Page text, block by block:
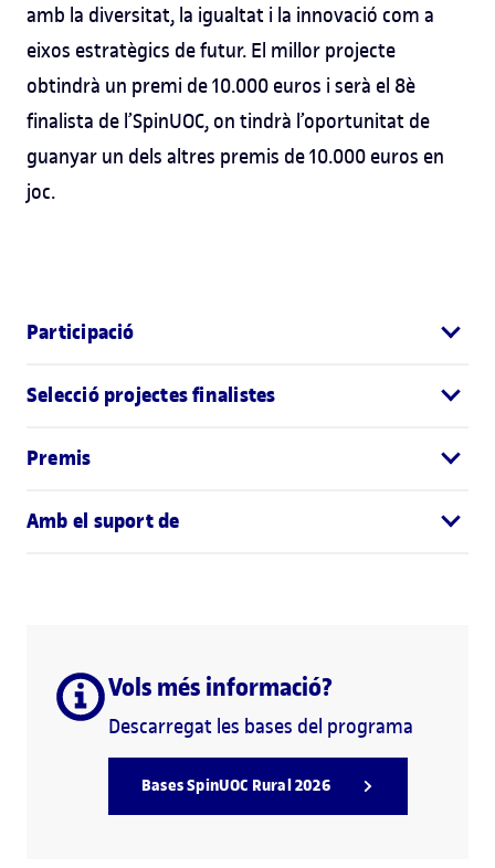
amb la diversitat, la igualtat i la innovació com a
eixos estratègics de futur. El millor projecte
obtindrà un premi de 10.000 euros i serà el 8è
finalista de l’SpinUOC, on tindrà l’oportunitat de
guanyar un dels altres premis de 10.000 euros en
joc.
Participació
Selecció projectes finalistes
Premis
Amb el suport de
Vols més informació?
Descarregat les bases del programa
Bases SpinUOC Rural 2026